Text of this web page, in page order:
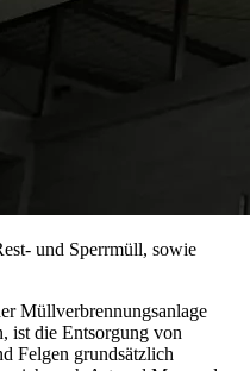
und Sperrmüll, sowie
Müllverbrennungsanlage
ist die Entsorgung von
Felgen grundsätzlich